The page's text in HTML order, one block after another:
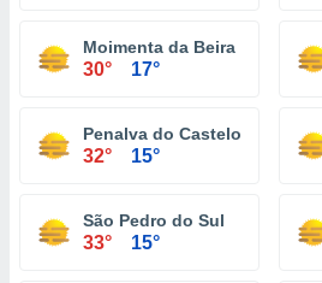
Moimenta da Beira
30° 17°
Penalva do Castelo
32° 15°
São Pedro do Sul
33° 15°